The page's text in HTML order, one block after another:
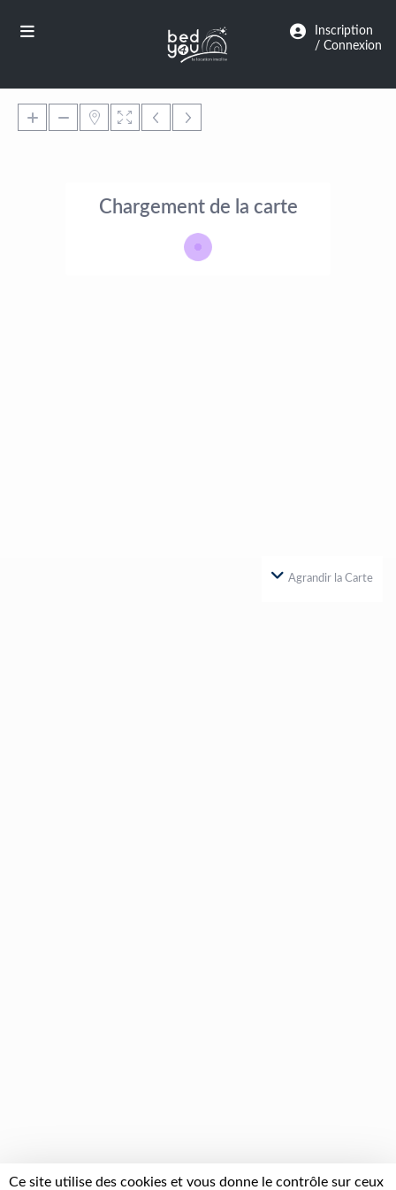
Inscription
/ Connexion
Chargement de la carte
Agrandir la Carte
Ce site utilise des cookies et vous donne le contrôle sur ceux